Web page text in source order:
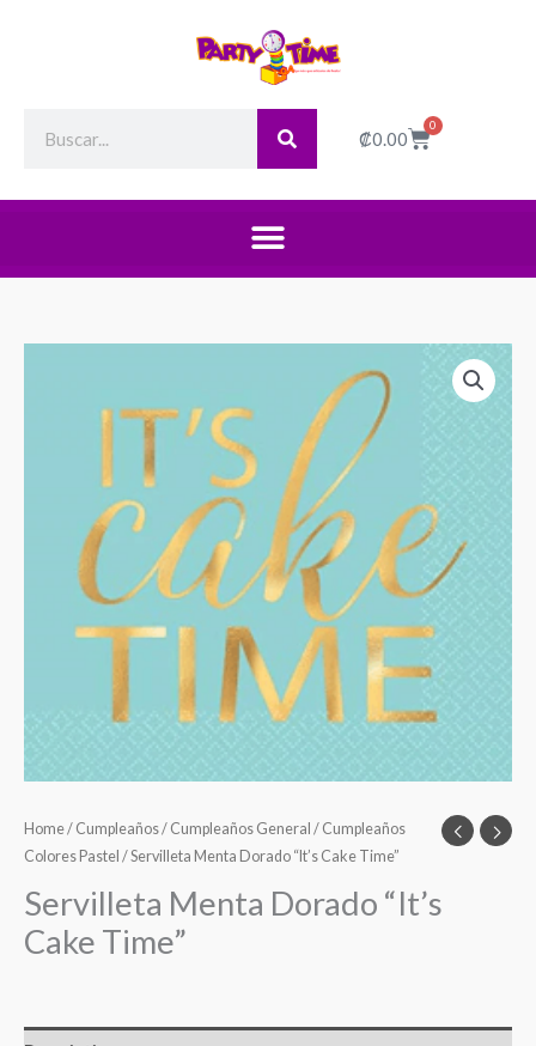
₡0.00
0
Cart
Home/ Cumpleaños/ Cumpleaños General / Cumpleaños
Colores Pastel / Servilleta Menta Dorado “It’s Cake Time”
Servilleta Menta Dorado “It’s
Cake Time”